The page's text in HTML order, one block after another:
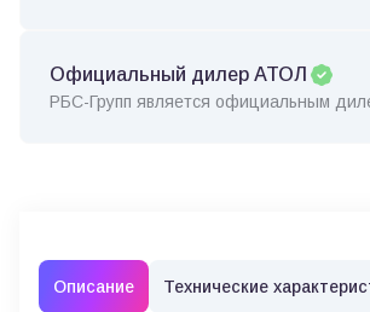
Официальный дилер АТОЛ
РБС-Групп является официальным
Описание Технические